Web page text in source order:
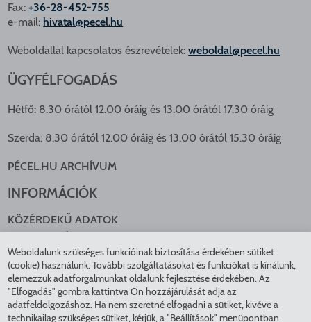
Fax:+36-28-452-755
e-mail: hivatal@pecel.hu
Weboldallal kapcsolatos észrevételek:weboldal@pecel.hu
ÜGYFÉLFOGADÁS
Hétfő: 8.30 órától 12.00 óráig és 13.00 órától 17.30 óráig
Szerda: 8.30 órától 12.00 óráig és 13.00 órától 15.30 óráig
PÉCEL.HU ARCHÍVUM
INFORMÁCIÓK
KÖZÉRDEKŰ ADATOK
KÖZLEKEDÉS
ADATKEZELÉS
ÁTLÁTHATÓ ÖNKORMÁNYZAT
COOKIE BEÁLLÍTÁSOK
Weboldalunk szükséges funkcióinak biztosítása érdekében sütiket
(cookie) használunk. További szolgáltatásokat és funkciókat is kínálunk,
elemezzük adatforgalmunkat oldalunk fejlesztése érdekében. Az
"Elfogadás" gombra kattintva Ön hozzájárulását adja az
adatfeldolgozáshoz. Ha nem szeretné elfogadni a sütiket, kivéve a
technikailag szükséges sütiket, kérjük, a "Beállítások" menüpontban